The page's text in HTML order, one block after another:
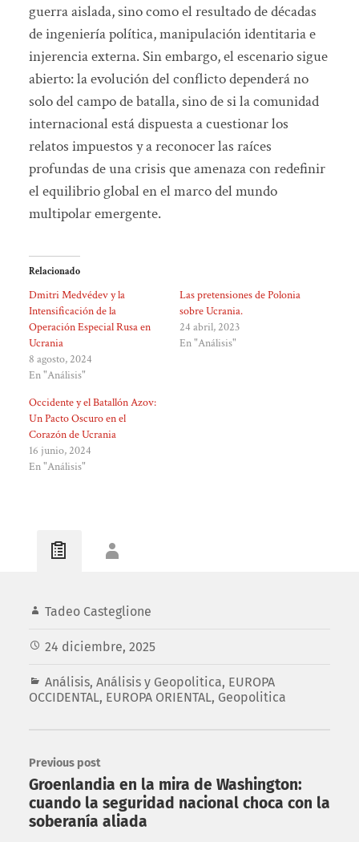
guerra aislada, sino como el resultado de décadas
de ingeniería política, manipulación identitaria e
injerencia externa. Sin embargo, el escenario sigue
abierto: la evolución del conflicto dependerá no
solo del campo de batalla, sino de si la comunidad
internacional está dispuesta a cuestionar los
relatos impuestos y a reconocer las raíces
profundas de una crisis que amenaza con redefinir
el equilibrio global en el marco del mundo
multipolar emergente.
Relacionado
Dmitri Medvédev y la
Intensificación de la
Operación Especial Rusa en
Ucrania
8 agosto, 2024
En "Análisis"
Las pretensiones de Polonia
sobre Ucrania.
24 abril, 2023
En "Análisis"
Occidente y el Batallón Azov:
Un Pacto Oscuro en el
Corazón de Ucrania
16 junio, 2024
En "Análisis"
Tadeo Casteglione
24 diciembre, 2025
Análisis, Análisis y Geopolitica, EUROPA
OCCIDENTAL, EUROPA ORIENTAL, Geopolitica
Previous post
Groenlandia en la mira de Washington:
cuando la seguridad nacional choca con la
soberanía aliada